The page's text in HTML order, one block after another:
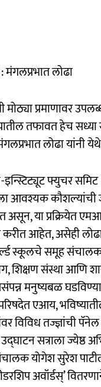
मंगलप्रभात लोढा
मोठ्या प्रमाणावर
तफावत हेच सध्या
लोढा यांनी
इन्स्टिट्यूट फ्युचर
आवश्यक
या प्रक्रियेत
करीत आहेत, असेही
स्कूलचे समूह
शिक्षण संस्था
मनुष्यबळ
एआय,
विविध तज्ज्ञांची
सत्राला ज्येष्ठ
योगेश सुरेश
अवॉर्डस्’